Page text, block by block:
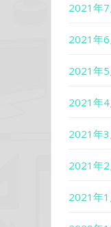
2021年7
2021年6
2021年5
2021年4
2021年3
2021年2
2021年1